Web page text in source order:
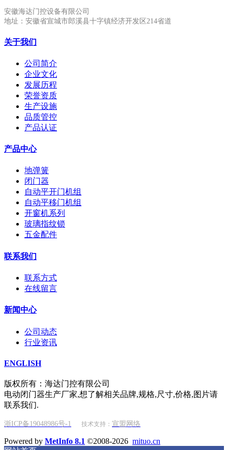
安徽海达门控设备有限公司
地址：安徽省宣城市郎溪县十字镇经济开发区214省道
关于我们
公司简介
企业文化
发展历程
荣誉资质
生产设施
品质管控
产品认证
产品中心
地弹簧
闭门器
自动平开门机组
自动平移门机组
开窗机系列
玻璃指纹锁
五金配件
联系我们
联系方式
在线留言
新闻中心
公司动态
行业资讯
ENGLISH
版权所有：海达门控有限公司
电动闭门器生产厂家,想了解相关品牌,规格,尺寸,价格,图片请
联系我们.
浙ICP备19048986号-1 技术支持： 宣盟网络
Powered by MetInfo 8.1 ©2008-2026 mituo.cn